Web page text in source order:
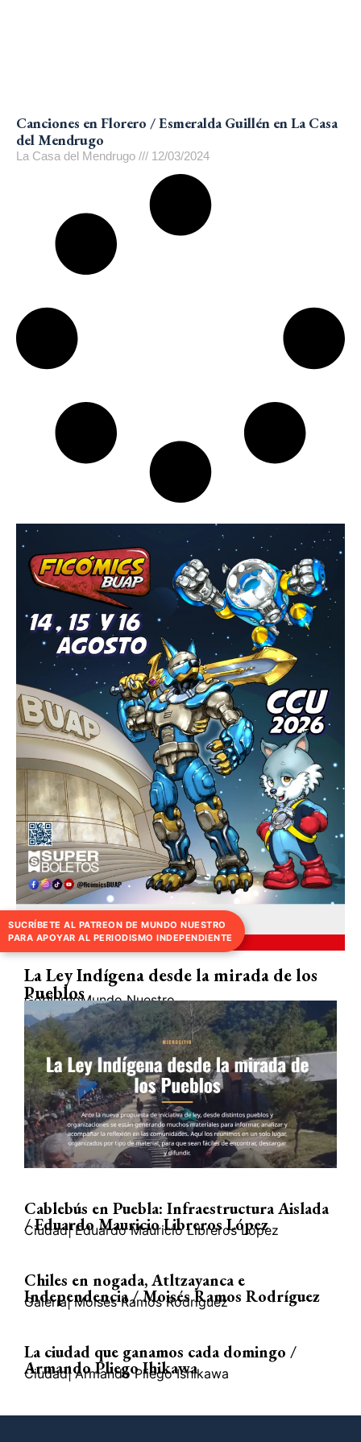
Canciones en Florero / Esmeralda Guillén en La Casa
del Mendrugo
La Casa del Mendrugo 12/03/2024
TEMA DEL DIA
La Ley Indígena desde la mirada de los
Pueblos
GobiernoMundo Nuestro
Cablebús en Puebla: Infraestructura Aislada
/ Eduardo Mauricio Libreros López
Ciudad| Eduardo Mauricio Libreros López
Chiles en nogada, Atltzayanca e
Independencia / Moisés Ramos Rodríguez
Galería| Moisés Ramos Rodríguez
La ciudad que ganamos cada domingo /
Armando Pliego Ihikawa
Ciudad| Armando Pliego Ishikawa
SUCRÍBETE AL PATREON DE MUNDO NUESTRO
PARA APOYAR AL PERIODISMO INDEPENDIENTE